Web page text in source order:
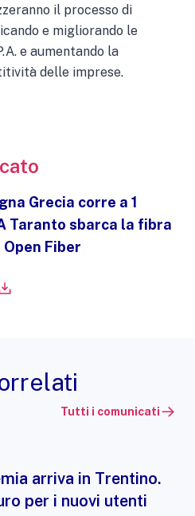
il processo di
e migliorando le
e aumentando la
delle imprese.
Grecia corre a 1
Taranto sbarca la fibra
Fiber
Tutti i comunicati
arriva in Trentino.
per i nuovi utenti